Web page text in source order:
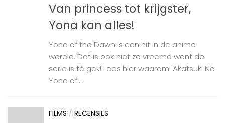
Van princess tot krijgster,
Yona kan alles!
Yona of the Dawn is een hit in de anime
wereld. Dat is ook niet zo vreemd want de
serie is té gek! Lees hier waarom! Akatsuki No
Yona of...
FILMS / RECENSIES